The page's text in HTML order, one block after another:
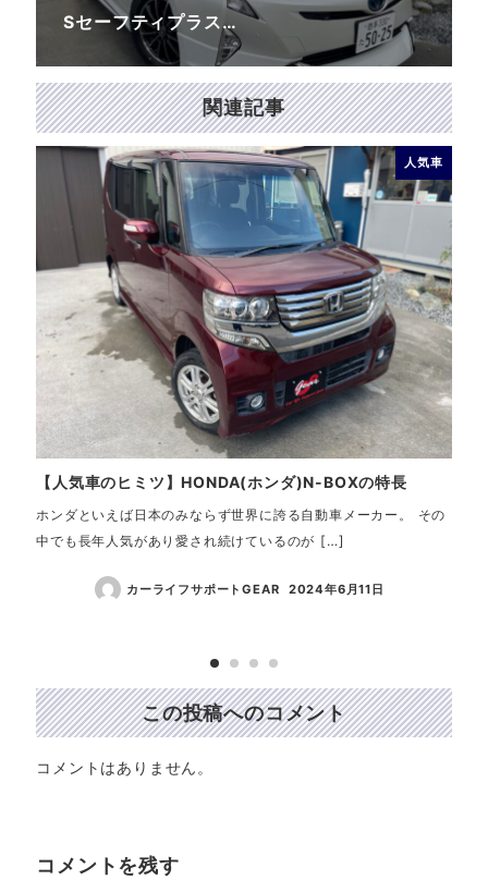
Sセーフティプラス…
関連記事
人気車
【人気車のヒミツ】HONDA(ホンダ)N-BOXの特長
ホンダといえば日本のみならず世界に誇る自動車メーカー。 その
中でも長年人気があり愛され続けているのが […]
カーライフサポートGEAR 2024年6月11日
この投稿へのコメント
コメントはありません。
コメントを残す